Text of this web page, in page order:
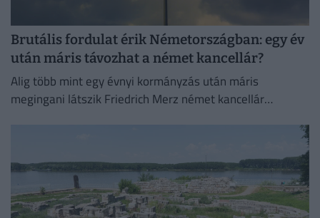
Brutális fordulat érik Németországban: egy év
után máris távozhat a német kancellár?
Alig több mint egy évnyi kormányzás után máris
megingani látszik Friedrich Merz német kancellár